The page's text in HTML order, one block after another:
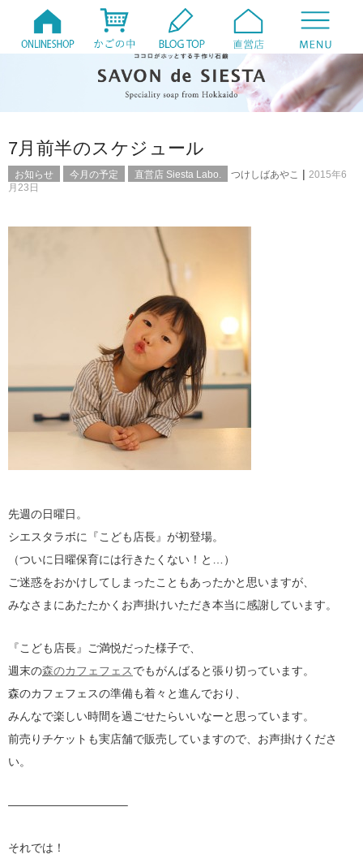
7月前半のスケジュール
お知らせ 今月の予定 直営店 Siesta Labo. つけしばあやこ | 2015年6
月23日
先週の日曜日。
シエスタラボに『こども店長』が初登場。
（ついに日曜保育には行きたくない！と…）
ご迷惑をおかけしてしまったこともあったかと思いますが、
みなさまにあたたかくお声掛けいただき本当に感謝しています。
『こども店長』ご満悦だった様子で、
週末の森のカフェフェスでもがんばると張り切っています。
森のカフェフェスの準備も着々と進んでおり、
みんなで楽しい時間を過ごせたらいいなーと思っています。
前売りチケットも実店舗で販売していますので、お声掛けくださ
い。
——————————–
それでは！